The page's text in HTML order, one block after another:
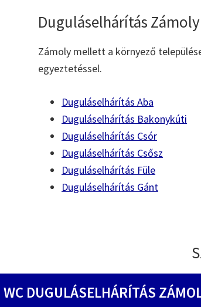
Duguláselhárítás
Zámoly mellett a környező
egyeztetéssel.
Duguláselhárítás Aba
Duguláselhárítás Bakonykúti
Duguláselhárítás Csór
Duguláselhárítás Csősz
Duguláselhárítás Füle
Duguláselhárítás Gánt
WC DUGULÁSELHÁRÍTÁS